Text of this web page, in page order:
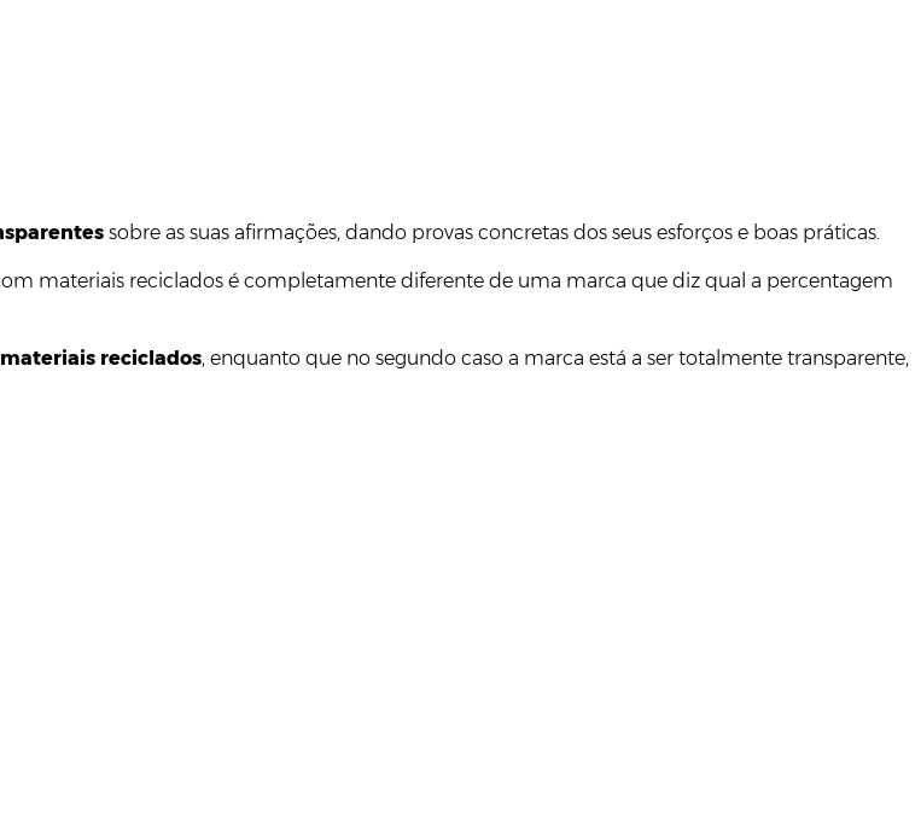
sobre as suas afirmações, dando provas concretas dos seus esforços e boas práticas.
materiais reciclados é completamente diferente de uma marca que diz qual a percentagem
reciclados, enquanto que no segundo caso a marca está a ser totalmente transparente,